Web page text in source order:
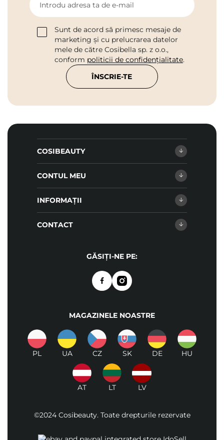
Introdu adresa ta de e-mail
Sunt de acord să primesc mesaje de
marketing și cu prelucrarea datelor
mele de către Cosibella sp. z o.o.,
conform politicii de confidențialitate.
ÎNSCRIE-TE
COSIBEAUTY
CONTUL MEU
INFORMAȚII
CONTACT
GĂSIȚI-NE PE:
MAGAZINELE NOASTRE
PL UA CZ SK DE HU
AT LT LV
©2024 Cosibeauty. Toate drepturile rezervate